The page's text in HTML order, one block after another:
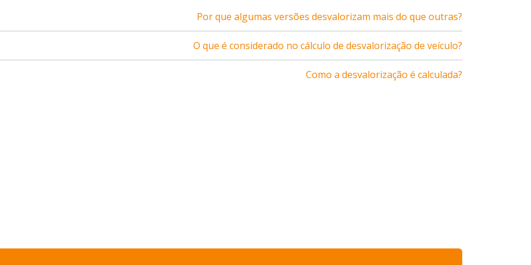
Por que algumas versões desvalorizam mais do que outras?
O que é considerado no cálculo de desvalorização de veículo?
Como a desvalorização é calculada?